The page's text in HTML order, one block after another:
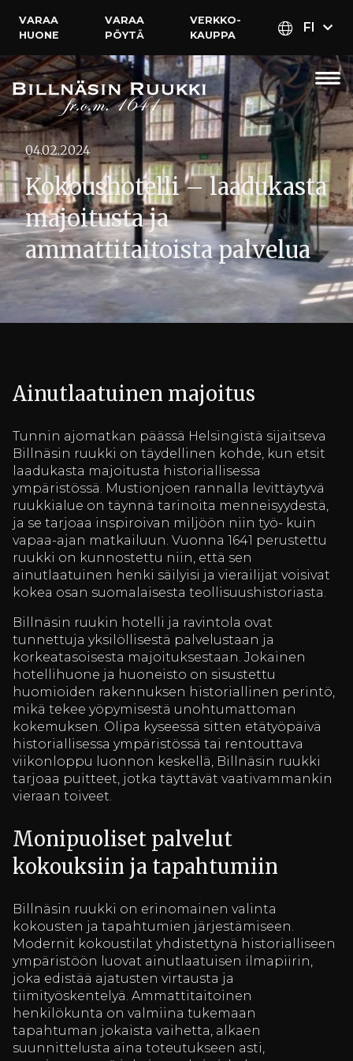
VARAA
HUONE
VARAA
PÖYTÄ
VERKKO­
KAUPPA
FI
04.02.2024
Kokoushotelli – laadukasta
majoitusta ja
ammattitaitoista palvelua
Ainutlaatuinen majoitus
Tunnin ajomatkan päässä Helsingistä sijaitseva
Billnäsin ruukki on täydellinen kohde, kun etsit
laadukasta majoitusta historiallisessa
ympäristössä. Mustionjoen rannalla levittäytyvä
ruukkialue on täynnä tarinoita menneisyydestä,
ja se tarjoaa inspiroivan miljöön niin työ- kuin
vapaa-ajan matkailuun. Vuonna 1641 perustettu
ruukki on kunnostettu niin, että sen
ainutlaatuinen henki säilyisi ja vierailijat voisivat
kokea osan suomalaisesta teollisuushistoriasta.
Billnäsin ruukin hotelli ja ravintola ovat
tunnettuja yksilöllisestä palvelustaan ja
korkeatasoisesta majoituksestaan. Jokainen
hotellihuone ja huoneisto on sisustettu
huomioiden rakennuksen historiallinen perintö,
mikä tekee yöpymisestä unohtumattoman
kokemuksen. Olipa kyseessä sitten etätyöpäivä
historiallisessa ympäristössä tai rentouttava
viikonloppu luonnon keskellä, Billnäsin ruukki
tarjoaa puitteet, jotka täyttävät vaativammankin
vieraan toiveet.
Monipuoliset palvelut
kokouksiin ja tapahtumiin
Billnäsin ruukki on erinomainen valinta
kokousten ja tapahtumien järjestämiseen.
Modernit kokoustilat yhdistettynä historialliseen
ympäristöön luovat ainutlaatuisen ilmapiirin,
joka edistää ajatusten virtausta ja
tiimityöskentelyä. Ammattitaitoinen
henkilökunta on valmiina tukemaan
tapahtuman jokaista vaihetta, alkaen
suunnittelusta aina toteutukseen asti,